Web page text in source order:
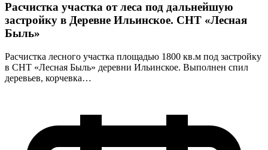
Расчистка участка от леса под дальнейшую
застройку в Деревне Ильинское. СНТ «Лесная
Быль»
Расчистка лесного участка площадью 1800 кв.м под застройку
в СНТ «Лесная Быль» деревни Ильинское. Выполнен спил
деревьев, корчевка…